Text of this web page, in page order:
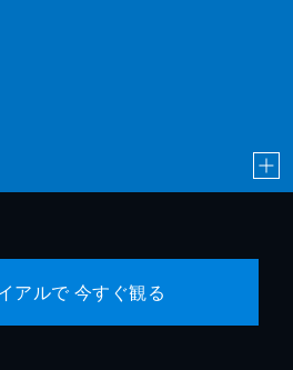
アルで 今すぐ観る